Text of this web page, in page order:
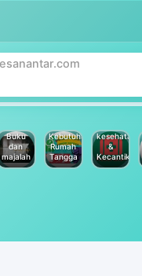
Buku
dan
majalah
Kebutuhan
Rumah
Tangga
kesehatan
&
Kecantikan